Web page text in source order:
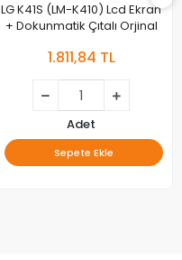
LG K41S (LM-K410) Lcd Ekran
+ Dokunmatik Çıtalı Orjinal
1.811,84 TL
Adet
Sepete Ekle